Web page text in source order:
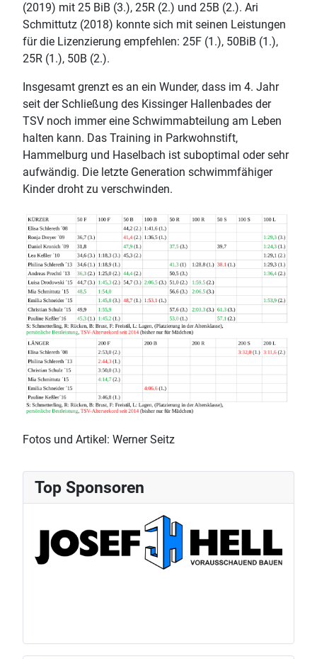
(2019) mit 25 BiB (3.), 25R (2.) und 25B (2.). Ari
Schmittutz (2018) konnte sich mit seinen Leistungen
für die Lizenzierung empfehlen: 25F (1.), 50BiB (1.),
25R (1.), 50B (2.).
Insgesamt grenzt es an ein Wunder, dass im 4. Jahr
seit der Schließung des Kissinger Hallenbades der
TSV noch immer eine Schwimmabteilung am Leben
halten kann. Das Training in Parkwohnstift,
Hammelburg und Haselbach ist suboptimal oder sehr
aufwändig. Die letzte Generation schwimmfähiger
Kinder droht zu verschwinden.
Fotos und Artikel: Werner Seitz
Top Sponsoren